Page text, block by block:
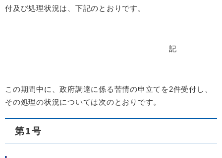
付及び処理状況は、下記のとおりです。
記
この期間中に、政府調達に係る苦情の申立てを2件受付し、
その処理の状況については次のとおりです。
第1号